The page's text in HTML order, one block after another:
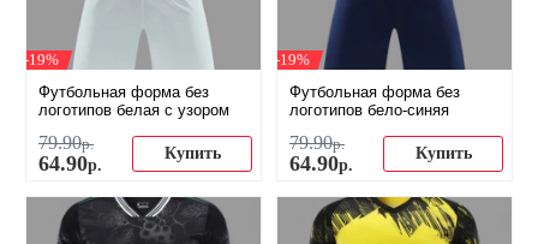
-19%
Футбольная форма без
логотипов белая с узором
79.90р.
64.90р.
Купить
-19%
Футбольная форма без
логотипов бело-синяя
79.90р.
64.90р.
Купить